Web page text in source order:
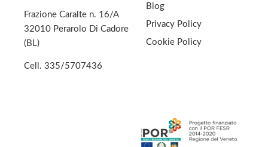
Frazione Caralte n. 16/A
32010 Perarolo Di Cadore
(BL)
Cell. 335/5707436
Blog
Privacy Policy
Cookie Policy